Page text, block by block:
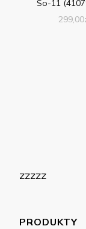
So-11
299,00
zzzzz
PRODUKTY